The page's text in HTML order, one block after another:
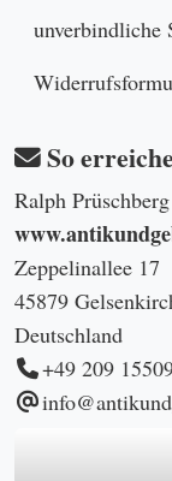
unverbindliche
So
Ralph Prüschberg
Zeppelinallee 17
45879
Deutschland
+49 209